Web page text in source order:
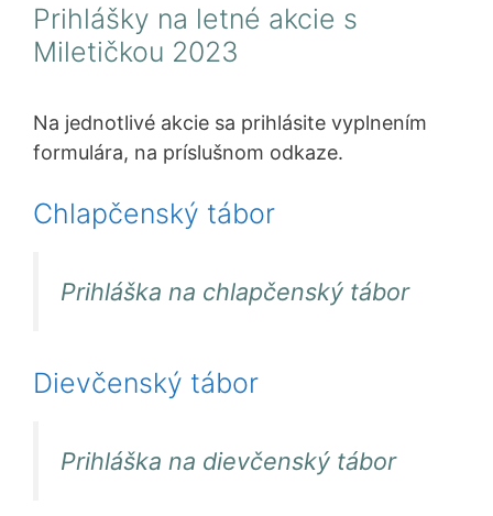
Prihlášky na letné akcie s
Miletičkou 2023
Na jednotlivé akcie sa prihlásite vyplnením
formulára, na príslušnom odkaze.
Chlapčenský tábor
Prihláška na chlapčenský tábor
Dievčenský tábor
Prihláška na dievčenský tábor